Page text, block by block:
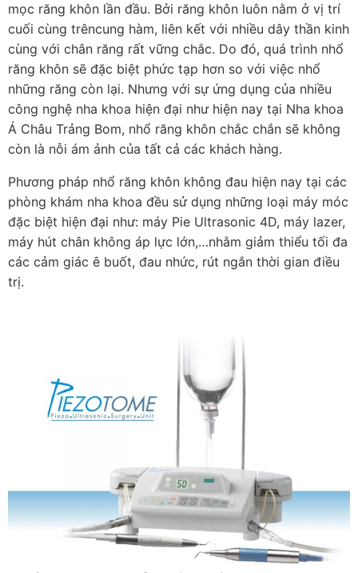
mọc răng khôn lần đầu. Bởi răng khôn luôn nằm ở vị trí
cuối cùng trêncung hàm, liên kết với nhiều dây thần kinh
cùng với chân răng rất vững chắc. Do đó, quá trình nhổ
răng khôn sẽ đặc biệt phức tạp hơn so với việc nhổ
những răng còn lại. Nhưng với sự ứng dụng của nhiều
công nghệ nha khoa hiện đại như hiện nay tại Nha khoa
Á Châu Trảng Bom, nhổ răng khôn chắc chắn sẽ không
còn là nỗi ám ảnh của tất cả các khách hàng.
Phương pháp nhổ răng khôn không đau hiện nay tại các
phòng khám nha khoa đều sử dụng những loại máy móc
đặc biệt hiện đại như: máy Pie Ultrasonic 4D, máy lazer,
máy hút chân không áp lực lớn,…nhằm giảm thiểu tối đa
các cảm giác ê buốt, đau nhức, rút ngắn thời gian điều
trị.